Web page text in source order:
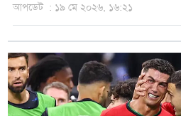
আপডেট : ১৯ মে ২০২৬, ১৬:২১